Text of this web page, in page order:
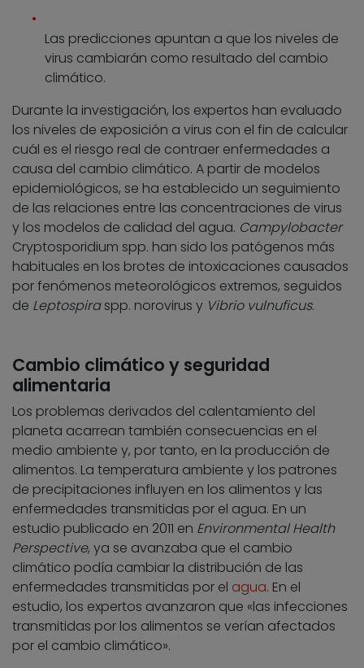
Las predicciones apuntan a que los niveles de
virus cambiarán como resultado del cambio
climático.
Durante la investigación, los expertos han evaluado
los niveles de exposición a virus con el fin de calcular
cuál es el riesgo real de contraer enfermedades a
causa del cambio climático. A partir de modelos
epidemiológicos, se ha establecido un seguimiento
de las relaciones entre las concentraciones de virus
y los modelos de calidad del agua. Campylobacter
Cryptosporidium spp. han sido los patógenos más
habituales en los brotes de intoxicaciones causados
por fenómenos meteorológicos extremos, seguidos
de Leptospiraspp. norovirus y Vibrio vulnuficus.
Cambio climático y seguridad
alimentaria
Los problemas derivados del calentamiento del
planeta acarrean también consecuencias en el
medio ambiente y, por tanto, en la producción de
alimentos. La temperatura ambiente y los patrones
de precipitaciones influyen en los alimentos y las
enfermedades transmitidas por el agua. En un
estudio publicado en 2011 en Environmental Health
Perspective, ya se avanzaba que el cambio
climático podía cambiar la distribución de las
enfermedades transmitidas por el agua. En el
estudio, los expertos avanzaron que «las infecciones
transmitidas por los alimentos se verían afectados
por el cambio climático».